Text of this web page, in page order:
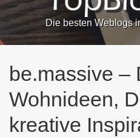
Die besten Weblogs
be.massive –
Wohnideen,
kreative